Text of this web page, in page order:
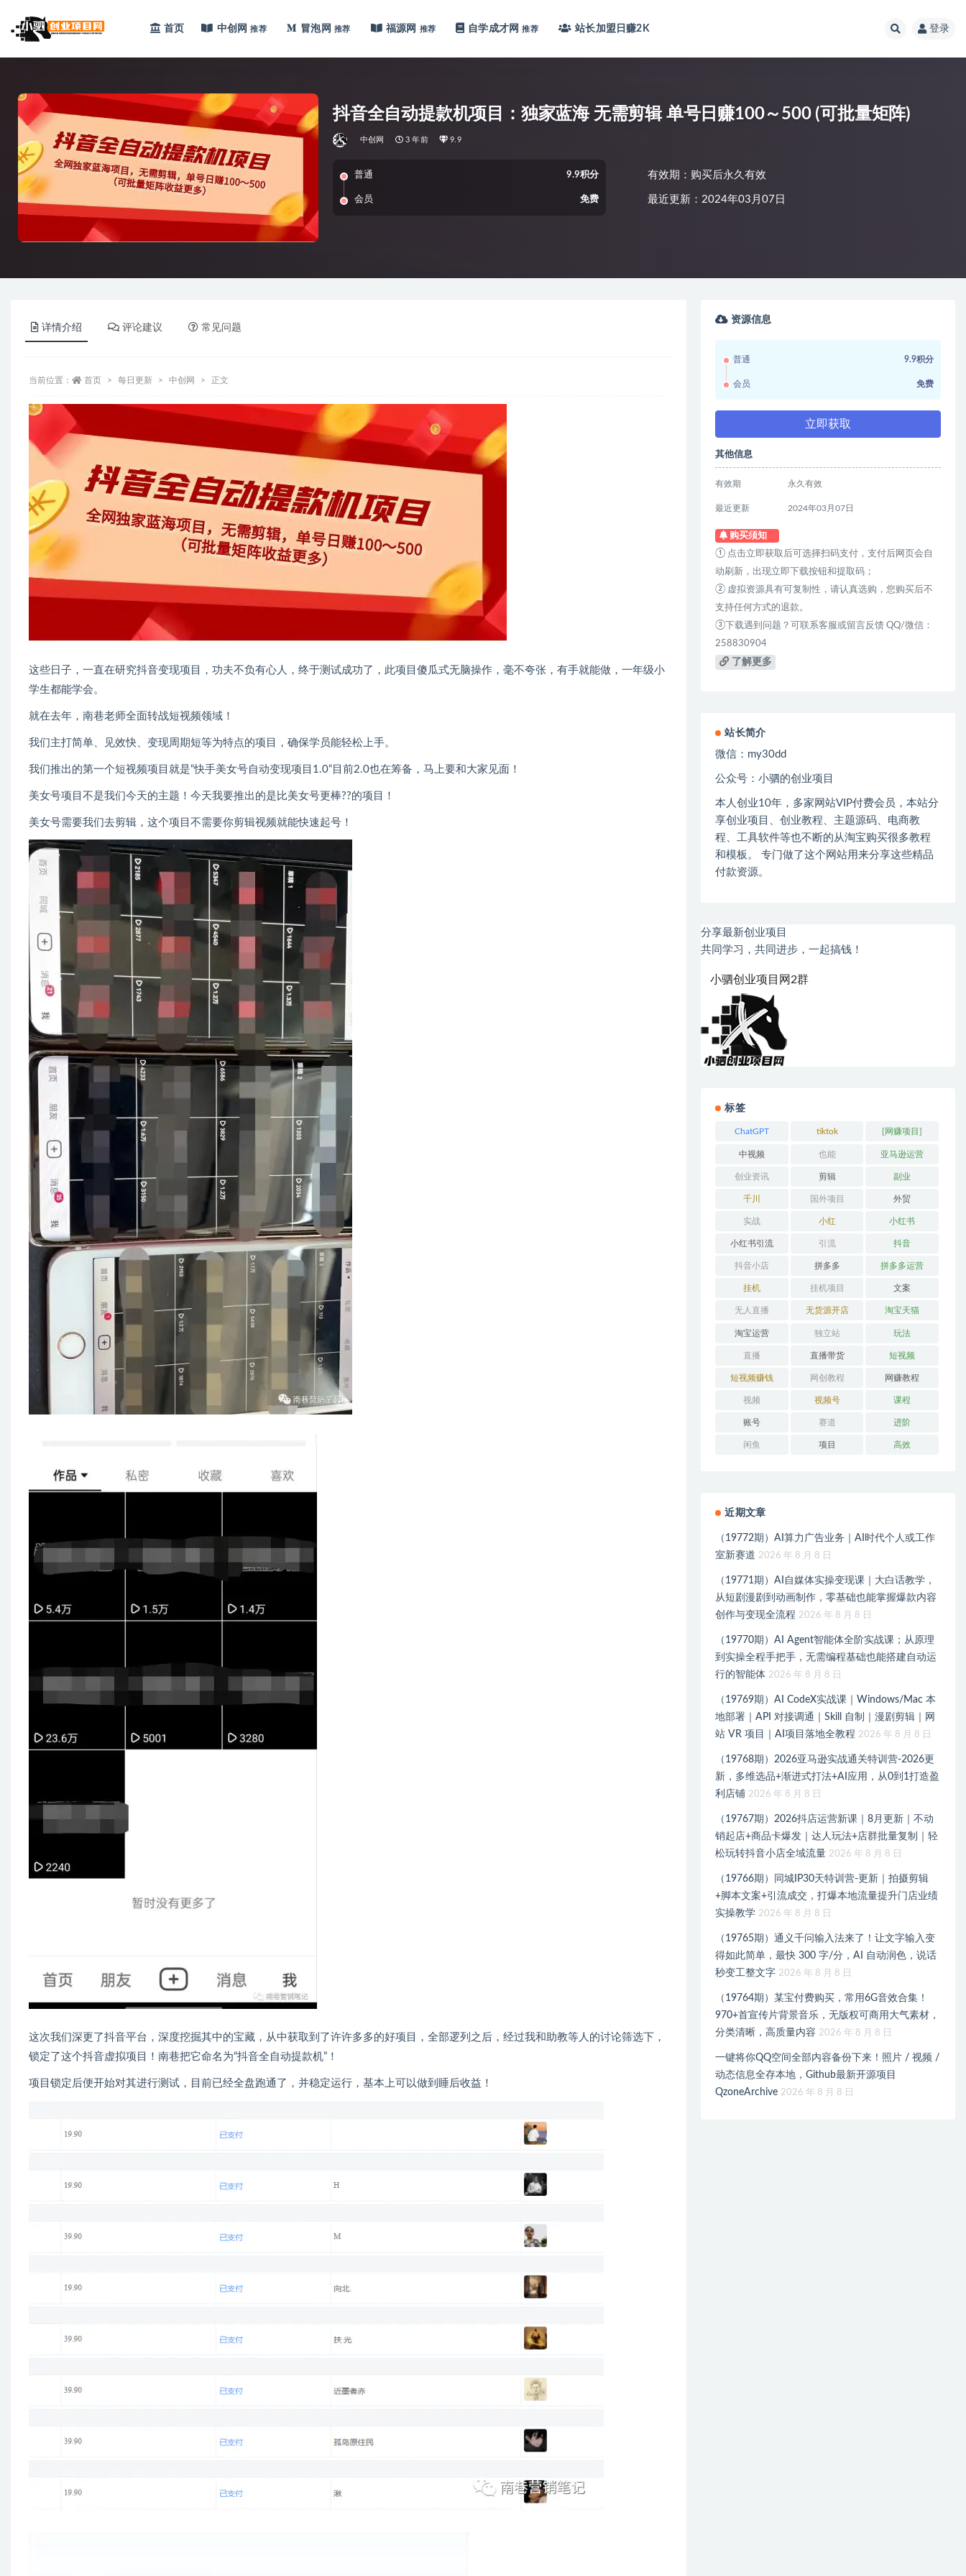
首页 中创网 推荐 冒泡网 推荐 福源网 推荐 自学成才网 推荐 站长加盟 日赚2K 登录
抖音全自动提款机项目：独家蓝海 无需剪辑 单号日赚100～500 (可批量矩阵)
中创网 3 年前 9.9
普通 9.9积分
会员 免费
有效期：购买后永久有效
最近更新：2024年03月07日
详情介绍 评论建议 常见问题
当前位置： 首页 每日更新 中创网 正文
这些日子，一直在研究抖音变现项目，功夫不负有心人，终于测试成功了，此项目傻瓜式无脑操作，毫不夸张，有手就能做，一年级小
学生都能学会。
就在去年，南巷老师全面转战短视频领域！
我们主打简单、见效快、变现周期短等为特点的项目，确保学员能轻松上手。
我们推出的第一个短视频项目就是“快手美女号自动变现项目1.0“目前2.0也在筹备，马上要和大家见面！
美女号项目不是我们今天的主题！今天我要推出的是比美女号更棒??的项目！
美女号需要我们去剪辑，这个项目不需要你剪辑视频就能快速起号！
这次我们深更了抖音平台，深度挖掘其中的宝藏，从中获取到了许许多多的好项目，全部逻列之后，经过我和助教等人的讨论筛选下，
锁定了这个抖音虚拟项目！南巷把它命名为“抖音全自动提款机”！
项目锁定后便开始对其进行测试，目前已经全盘跑通了，并稳定运行，基本上可以做到睡后收益！
资源信息
普通 9.9积分
会员 免费
立即获取
其他信息
有效期 永久有效
最近更新 2024年03月07日
购买须知
① 点击立即获取后可选择扫码支付，支付后网页会自
动刷新，出现立即下载按钮和提取码；
② 虚拟资源具有可复制性，请认真选购，您购买后不
支持任何方式的退款。
③下载遇到问题？可联系客服或留言反馈 QQ/微信：
258830904
了解更多
站长简介
微信： my30dd
公众号：小驷的创业项目
本人创业10年，多家网站VIP付费会员，本站分
享创业项目、创业教程、主题源码、电商教
程、工具软件等也不断的从淘宝购买很多教程
和模板。 专门做了这个网站用来分享这些精品
付款资源。
分享最新创业项目
共同学习，共同进步，一起搞钱！
小驷创业项目网2群
标签
ChatGPT tiktok [网赚项目]
中视频 也能 亚马逊运营
创业资讯 剪辑 副业
千川 国外项目 外贸
实战 小红 小红书
小红书引流 引流 抖音
抖音小店 拼多多 拼多多运营
挂机 挂机项目 文案
无人直播 无货源开店 淘宝天猫
淘宝运营 独立站 玩法
直播 直播带货 短视频
短视频赚钱 网创教程 网赚教程
视频 视频号 课程
账号 赛道 进阶
闲鱼 项目 高效
近期文章
（19772期）AI算力广告业务｜AI时代个人或工作
室新赛道 2026 年 8 月 8 日
（19771期）AI自媒体实操变现课｜大白话教学，
从短剧漫剧到动画制作，零基础也能掌握爆款内容
创作与变现全流程 2026 年 8 月 8 日
（19770期）AI Agent智能体全阶实战课；从原理
到实操全程手把手，无需编程基础也能搭建自动运
行的智能体 2026 年 8 月 8 日
（19769期）AI CodeX实战课｜Windows/Mac 本
地部署｜API 对接调通｜Skill 自制｜漫剧剪辑｜网
站 VR 项目｜AI项目落地全教程 2026 年 8 月 8 日
（19768期）2026亚马逊实战通关特训营-2026更
新，多维选品+渐进式打法+AI应用，从0到1打造盈
利店铺 2026 年 8 月 8 日
（19767期）2026抖店运营新课｜8月更新｜不动
销起店+商品卡爆发｜达人玩法+店群批量复制｜轻
松玩转抖音小店全域流量 2026 年 8 月 8 日
（19766期）同城IP30天特训营-更新｜拍摄剪辑
+脚本文案+引流成交，打爆本地流量提升门店业绩
实操教学 2026 年 8 月 8 日
（19765期）通义千问输入法来了！让文字输入变
得如此简单，最快 300 字/分，AI 自动润色，说话
秒变工整文字 2026 年 8 月 8 日
（19764期）某宝付费购买，常用6G音效合集！
970+首宣传片背景音乐，无版权可商用大气素材，
分类清晰，高质量内容 2026 年 8 月 8 日
一键将你QQ空间全部内容备份下来！照片 / 视频 /
动态信息全存本地，Github最新开源项目
QzoneArchive 2026 年 8 月 8 日